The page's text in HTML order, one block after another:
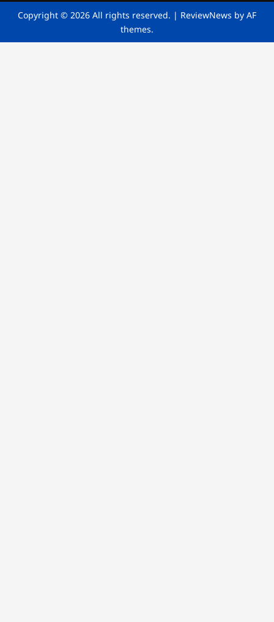
Copyright © 2026 All rights reserved. | ReviewNews by AF
themes.